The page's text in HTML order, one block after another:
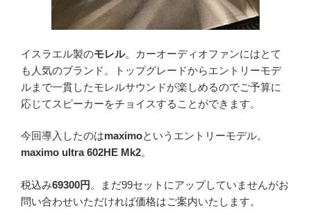
イスラエル製のモレル。カーオーディオファンにはとて
も人気のブランド。トップグレードからエントリーモデ
ルまで一貫したモレルサウンドが楽しめるのでご予算に
応じてスピーカーをチョイスすることができます。
今回導入したのはmaximoというエントリーモデル。
maximo ultra 602HE Mk2。
税込み69300円 。まだ99セットにアップしていませんがお
問い合わせいただければ価格はご案内いたします。